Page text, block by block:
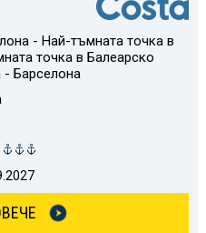
- Най-тъмната точка в
точка в Балеарско
Барселона